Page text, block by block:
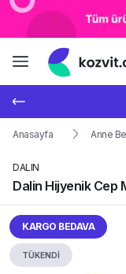
Anasayfa Anne
DALIN
Dalin Hijyenik Cep
KARGO BEDAVA
TÜKENDİ